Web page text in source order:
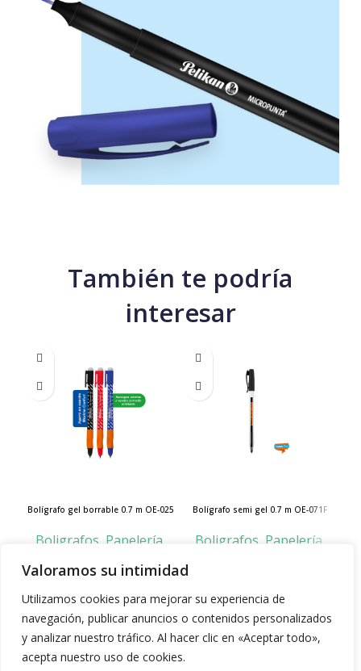
Valoramos su intimidad
Utilizamos cookies para mejorar su experiencia de
navegación, publicar anuncios o contenidos personalizados
y analizar nuestro tráfico. Al hacer clic en «Aceptar todo»,
acepta nuestro uso de cookies.
También te podría
interesar
Bolígrafo gel borrable 0.7 m OE-025
Boligrafos Papelería
$3.000
Seleccionar opciones
Bolígrafo semi gel 0.7 m OE-071F
Boligrafos Papelería